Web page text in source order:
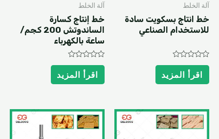
آلة الخلط
خط انتاج بسكويت سادة
للاستخدام الصناعي
Rated
out
of
اقرأ المزيد
آلة الخلط
خط إنتاج كسارة
الساندوتش 200 كجم/
ساعة بالكهرباء
Rated
out
of
اقرأ المزيد